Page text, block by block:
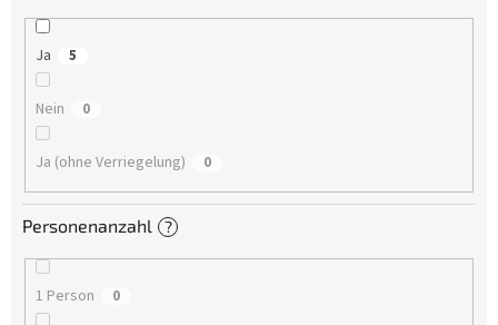
Ja 5
Nein 0
Ja (ohne Verriegelung) 0
Personenanzahl ?
1 Person 0